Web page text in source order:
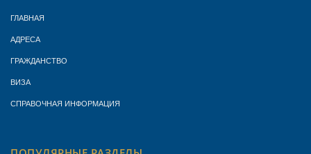
ГЛАВНАЯ
АДРЕСА
ГРАЖДАНСТВО
ВИЗА
СПРАВОЧНАЯ ИНФОРМАЦИЯ